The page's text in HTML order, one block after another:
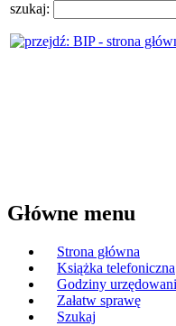
szukaj:
Główne menu
Strona główna
Książka telefoniczna
Godziny
Załatw sprawę
Szukaj